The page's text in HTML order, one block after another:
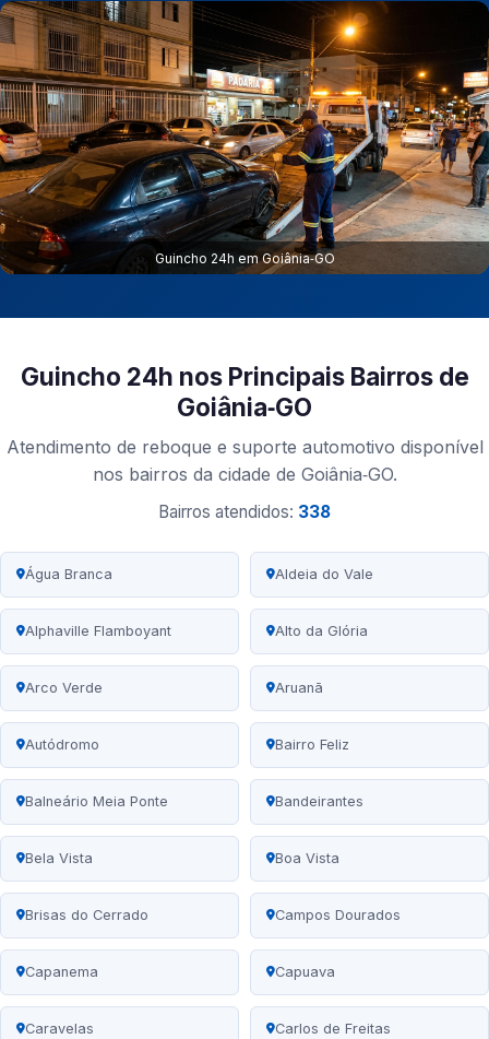
Guincho 24h em Goiânia‑GO
Guincho 24h nos Principais Bairros de
Goiânia‑GO
Atendimento de reboque e suporte automotivo disponível
nos bairros da cidade de Goiânia‑GO.
Bairros atendidos: 338
Água Branca Aldeia do Vale
Alphaville Flamboyant Alto da Glória
Arco Verde Aruanã
Autódromo Bairro Feliz
Balneário Meia Ponte Bandeirantes
Bela Vista Boa Vista
Brisas do Cerrado Campos Dourados
Capanema Capuava
Caravelas Carlos de Freitas